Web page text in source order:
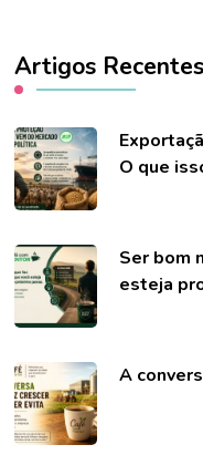
Artigos Recentes
O que
Ser bom
esteja
A